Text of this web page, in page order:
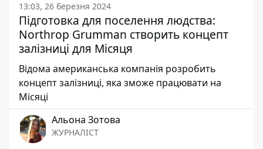
13:03, 26 березня 2024
Підготовка для поселення людства:
Northrop Grumman створить концепт
залізниці для Місяця
Відома американська компанія розробить
концепт залізниці, яка зможе працювати на
Місяці
Альона Зотова
ЖУРНАЛІСТ